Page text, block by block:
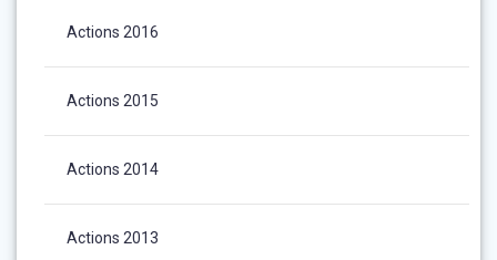
Actions 2016
Actions 2015
Actions 2014
Actions 2013